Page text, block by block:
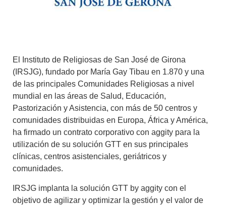
El Instituto de Religiosas de San José de Girona
(IRSJG), fundado por María Gay Tibau en 1.870 y una
de las principales Comunidades Religiosas a nivel
mundial en las áreas de Salud, Educación,
Pastorización y Asistencia, con más de 50 centros y
comunidades distribuidas en Europa, África y América,
ha firmado un contrato corporativo con aggity para la
utilización de su solución GTT en sus principales
clínicas, centros asistenciales, geriátricos y
comunidades.
IRSJG implanta la solución GTT by aggity con el
objetivo de agilizar y optimizar la gestión y el valor de